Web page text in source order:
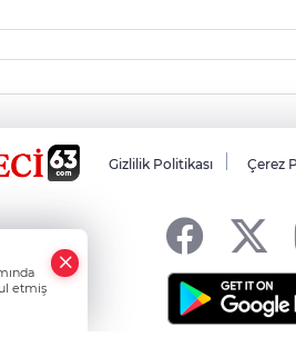
Gizlilik Politikası Çerez
etmiş